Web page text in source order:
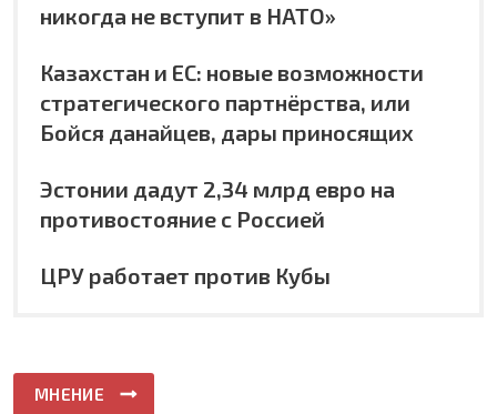
никогда не вступит в НАТО»
Казахстан и ЕС: новые возможности
стратегического партнёрства, или
Бойся данайцев, дары приносящих
Эстонии дадут 2,34 млрд евро на
противостояние с Россией
ЦРУ работает против Кубы
МНЕНИЕ